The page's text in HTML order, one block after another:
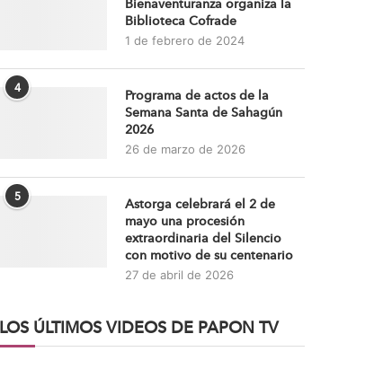
Bienaventuranza organiza la
Biblioteca Cofrade
1 de febrero de 2024
4
Programa de actos de la
Semana Santa de Sahagún
2026
26 de marzo de 2026
5
Astorga celebrará el 2 de
mayo una procesión
extraordinaria del Silencio
con motivo de su centenario
27 de abril de 2026
LOS ÚLTIMOS VIDEOS DE PAPON TV